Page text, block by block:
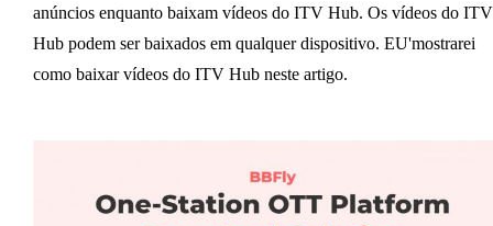
anúncios enquanto baixam vídeos do ITV Hub. Os vídeos do ITV
Hub podem ser baixados em qualquer dispositivo. EU'mostrarei
como baixar vídeos do ITV Hub neste artigo.